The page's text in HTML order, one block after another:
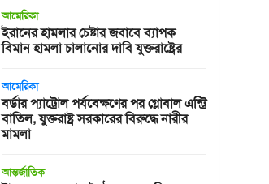
আমেরিকা
ইরানের হামলার চেষ্টার জবাবে ব্যাপক
বিমান হামলা চালানোর দাবি যুক্তরাষ্ট্রের
আমেরিকা
বর্ডার প্যাট্রোল পর্যবেক্ষণের পর গ্লোবাল এন্ট্রি
বাতিল, যুক্তরাষ্ট্র সরকারের বিরুদ্ধে নারীর
মামলা
আন্তর্জাতিক